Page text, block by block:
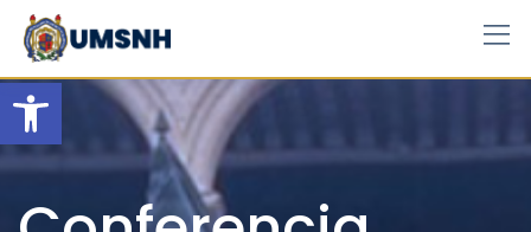
Open toolbar
Skip
content